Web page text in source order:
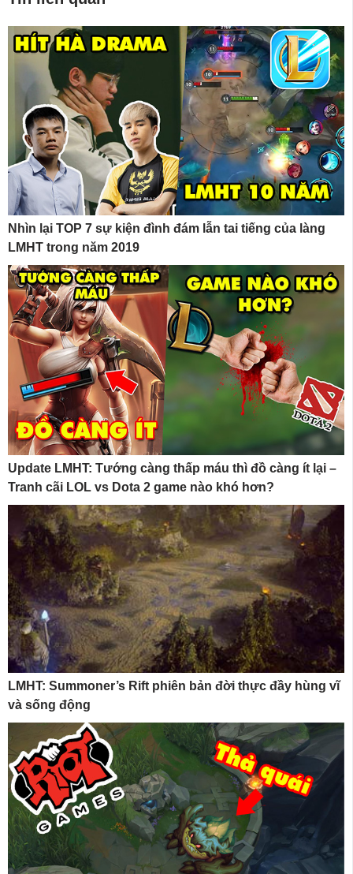
Nhìn lại TOP 7 sự kiện đình đám lẫn tai tiếng của làng
LMHT trong năm 2019
Update LMHT: Tướng càng thấp máu thì đồ càng ít lại –
Tranh cãi LOL vs Dota 2 game nào khó hơn?
LMHT: Summoner’s Rift phiên bản đời thực đầy hùng vĩ
và sống động